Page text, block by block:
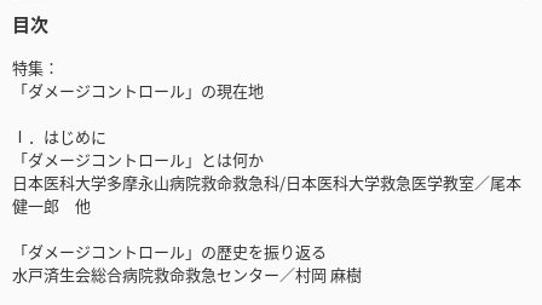
目次
特集：
「ダメージコントロール」の現在地
Ⅰ．はじめに
「ダメージコントロール」とは何か
日本医科大学多摩永山病院救命救急科/日本医科大学救急医学教室／尾本
健一郎 他
「ダメージコントロール」の歴史を振り返る
水戸済生会総合病院救命救急センター／村岡 麻樹